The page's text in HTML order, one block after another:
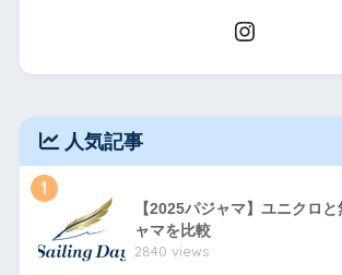
人気記事
1
【2025パジャマ】ユニクロ
ャマを比較
2840 views